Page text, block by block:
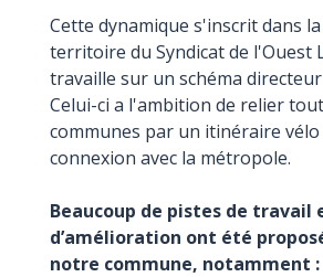
Cette dynamique s'inscrit dans
territoire du Syndicat de l'Ouest
travaille sur un schéma directeur
Celui-ci a l'ambition de relier
communes par un itinéraire vélo
connexion avec la métropole.
Beaucoup de pistes de travail
d’amélioration ont été
notre commune, notamment :